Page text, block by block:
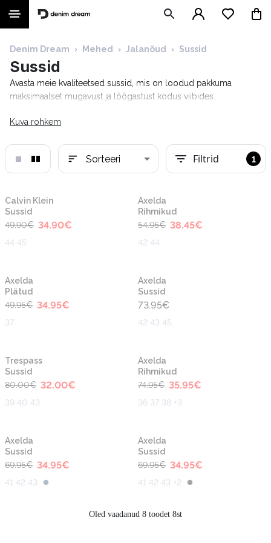
Denim Dream › Mehed › Jalanõud › Sussid
Sussid
Avasta meie kvaliteetsed sussid, mis on loodud pakkuma
maksimaalset mugavust ja lõõgastust kodus viibides.
Kuva rohkem
Sorteeri Filtrid 1
-30%
Calvin Klein
Sussid
49.90€ 34.90€
44 45
-30%
Axelda
Rihmikud
54.95€ 38.45€
42 44
-30%
Axelda
Plätud
49.95€ 34.95€
37
Axelda
Sussid
73.95€
42 43 45
Trespass
Sussid
80.00€ 32.00€
39 40 43
-50%
Axelda
Rihmikud
74.95€ 35.95€
36 37 38 +3
-50%
Axelda
Sussid
69.95€ 34.95€
41 42 43
-50%
Axelda
Sussid
69.95€ 34.95€
41 42 43 +2
Oled vaadanud 8 toodet 8st